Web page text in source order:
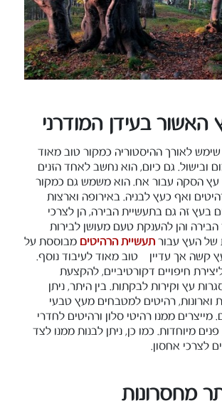
האשור בעידן המודרני
לאורך ההיסטוריה כמקור טוב מאוד
ובישול. גם כיום, הוא נחשב לאחד הזנים
עץ הסקה עבור אח. הוא משמש גם כמקור
ואף כעץ לבניה. באירופה וארצות
בעץ זה גם בתעשיית הבירה, הן לצרכי
הבירה והן להענקת טעם מעושן לבירות
של העץ עבור תעשיית הרהיטים מבוססת על
קשה אך עדיין – טוב מאוד לעיבוד נוסף.
חיפויים דקורטיביים, להקצעת
עץ וקירות לבקתות. בין היתר, ניתן
וארונות, רהיטים למטבחים מעץ טבעי
מייצרים ממנו רהיטי סלון ורהיטים לחדרי
מיוחדות. כמו כן, ניתן לבנות ממנו לצד
לצרכי אחסון.
מחסרונות